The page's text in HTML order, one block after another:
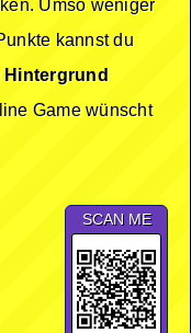
Umso weniger
kannst du
Hintergrund
Game wünscht
SCAN ME